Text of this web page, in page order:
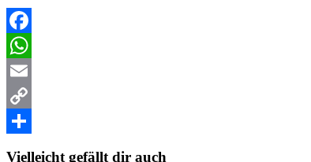
Facebook
WhatsApp
Email
Copy
Vielleicht gefällt dir auch